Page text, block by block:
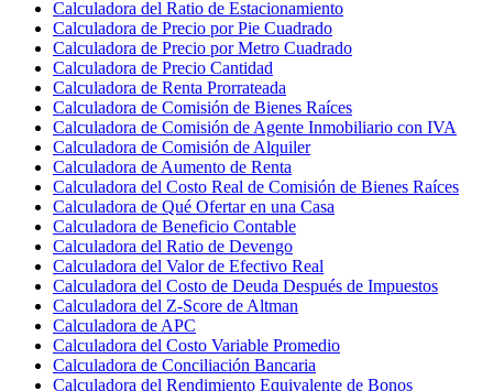
Calculadora del Ratio de Estacionamiento
Calculadora de Precio por Pie Cuadrado
Calculadora de Precio por Metro Cuadrado
Calculadora de Precio Cantidad
Calculadora de Renta Prorrateada
Calculadora de Comisión de Bienes Raíces
Calculadora de Comisión de Agente Inmobiliario con IVA
Calculadora de Comisión de Alquiler
Calculadora de Aumento de Renta
Calculadora del Costo Real de Comisión de Bienes Raíces
Calculadora de Qué Ofertar en una Casa
Calculadora de Beneficio Contable
Calculadora del Ratio de Devengo
Calculadora del Valor de Efectivo Real
Calculadora del Costo de Deuda Después de Impuestos
Calculadora del Z-Score de Altman
Calculadora de APC
Calculadora del Costo Variable Promedio
Calculadora de Conciliación Bancaria
Calculadora del Rendimiento Equivalente de Bonos